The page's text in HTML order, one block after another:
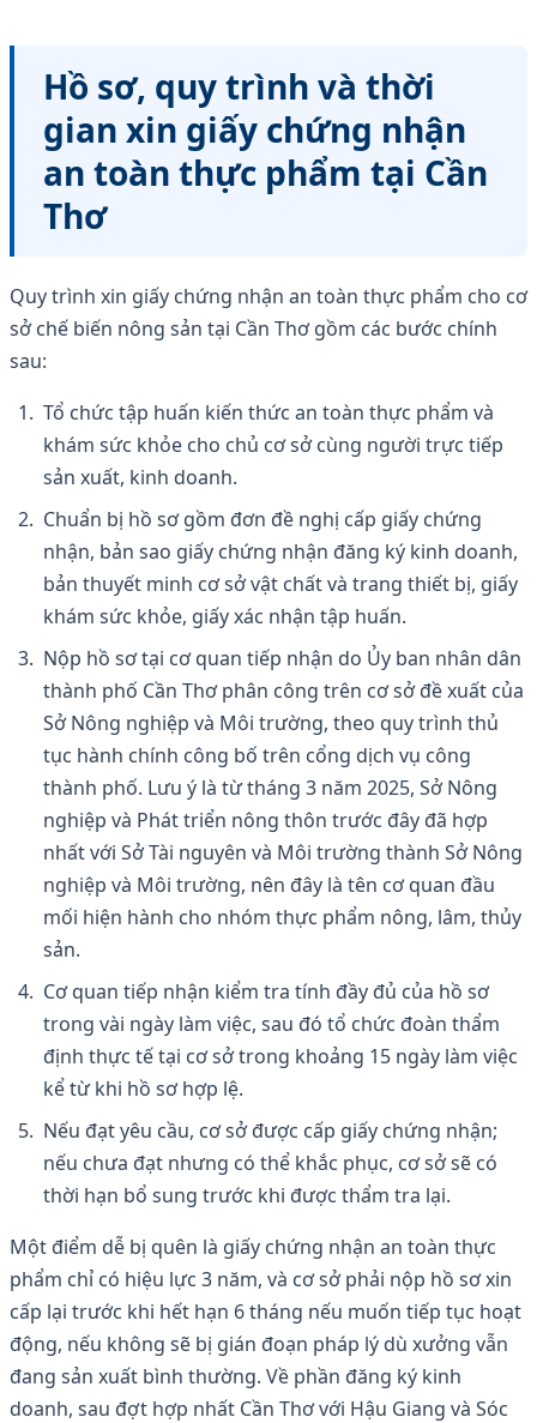
Hồ sơ, quy trình và thời
gian xin giấy chứng nhận
an toàn thực phẩm tại Cần
Thơ
Quy trình xin giấy chứng nhận an toàn thực phẩm cho cơ
sở chế biến nông sản tại Cần Thơ gồm các bước chính
sau:
Tổ chức tập huấn kiến thức an toàn thực phẩm và
khám sức khỏe cho chủ cơ sở cùng người trực tiếp
sản xuất, kinh doanh.
Chuẩn bị hồ sơ gồm đơn đề nghị cấp giấy chứng
nhận, bản sao giấy chứng nhận đăng ký kinh doanh,
bản thuyết minh cơ sở vật chất và trang thiết bị, giấy
khám sức khỏe, giấy xác nhận tập huấn.
Nộp hồ sơ tại cơ quan tiếp nhận do Ủy ban nhân dân
thành phố Cần Thơ phân công trên cơ sở đề xuất của
Sở Nông nghiệp và Môi trường, theo quy trình thủ
tục hành chính công bố trên cổng dịch vụ công
thành phố. Lưu ý là từ tháng 3 năm 2025, Sở Nông
nghiệp và Phát triển nông thôn trước đây đã hợp
nhất với Sở Tài nguyên và Môi trường thành Sở Nông
nghiệp và Môi trường, nên đây là tên cơ quan đầu
mối hiện hành cho nhóm thực phẩm nông, lâm, thủy
sản.
Cơ quan tiếp nhận kiểm tra tính đầy đủ của hồ sơ
trong vài ngày làm việc, sau đó tổ chức đoàn thẩm
định thực tế tại cơ sở trong khoảng 15 ngày làm việc
kể từ khi hồ sơ hợp lệ.
Nếu đạt yêu cầu, cơ sở được cấp giấy chứng nhận;
nếu chưa đạt nhưng có thể khắc phục, cơ sở sẽ có
thời hạn bổ sung trước khi được thẩm tra lại.
Một điểm dễ bị quên là giấy chứng nhận an toàn thực
phẩm chỉ có hiệu lực 3 năm, và cơ sở phải nộp hồ sơ xin
cấp lại trước khi hết hạn 6 tháng nếu muốn tiếp tục hoạt
động, nếu không sẽ bị gián đoạn pháp lý dù xưởng vẫn
đang sản xuất bình thường. Về phần đăng ký kinh
doanh, sau đợt hợp nhất Cần Thơ với Hậu Giang và Sóc